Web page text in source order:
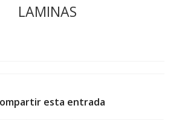
LAMINAS
esta entrada